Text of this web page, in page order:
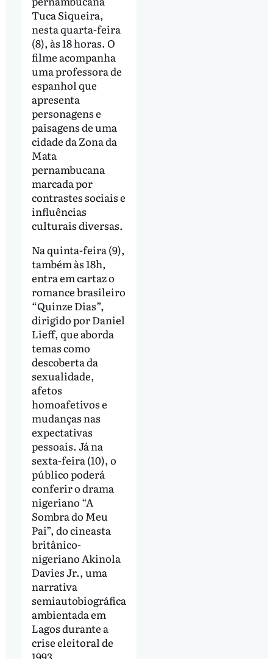
Tuca Siqueira,
nesta quarta-feira
(8), às 18 horas. O
filme acompanha
uma professora de
espanhol que
apresenta
personagens e
paisagens de uma
cidade da Zona da
Mata
pernambucana
marcada por
contrastes sociais e
influências
culturais diversas.
Na quinta-feira (9),
também às 18h,
entra em cartaz o
romance brasileiro
“Quinze Dias”,
dirigido por Daniel
Lieff, que aborda
temas como
descoberta da
sexualidade,
afetos
homoafetivos e
mudanças nas
expectativas
pessoais. Já na
sexta-feira (10), o
público poderá
conferir o drama
nigeriano “A
Sombra do Meu
Pai”, do cineasta
britânico-
nigeriano Akinola
Davies Jr., uma
narrativa
semiautobiográfica
ambientada em
Lagos durante a
crise eleitoral de